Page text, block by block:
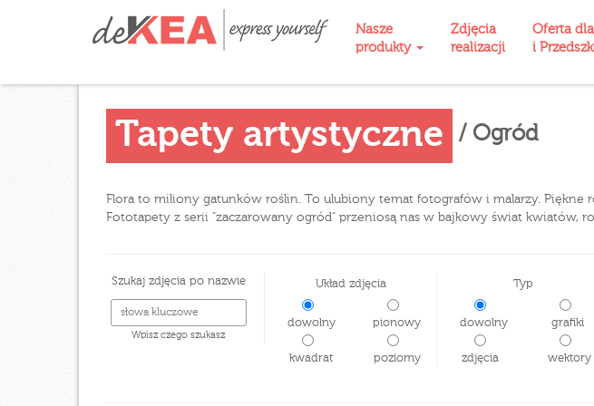
Nasze
produkty
Zdjęcia
realizacji
Oferta
i
Tapety artystyczne / Ogród
Flora to miliony gatunków roślin. To ulubiony temat fotografów i malarzy. Piękne
Fototapety z serii "zaczarowany ogród" przeniosą nas w bajkowy świat kwiatów,
Szukaj zdjęcia po nazwie
Wpisz czego szukasz
Układ zdjęcia
dowolny
kwadrat
pionowy
poziomy
Typ
dowolny
zdjęcia
grafiki
wektory